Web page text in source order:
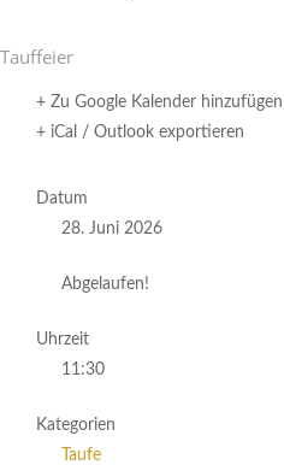
Tauf­feier
+ Zu Google Kalender hinzufügen
+ iCal / Outlook exportieren
Datum
28. Juni 2026
Abgelaufen!
Uhrzeit
11:30
Kategorien
Taufe